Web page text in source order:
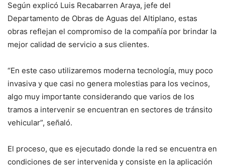
Según explicó Luis Recabarren Araya, jefe del
Departamento de Obras de Aguas del Altiplano, estas
obras reflejan el compromiso de la compañía por brindar la
mejor calidad de servicio a sus clientes.
“En este caso utilizaremos moderna tecnología, muy poco
invasiva y que casi no genera molestias para los vecinos,
algo muy importante considerando que varios de los
tramos a intervenir se encuentran en sectores de tránsito
vehicular”, señaló.
El proceso, que es ejecutado donde la red se encuentra en
condiciones de ser intervenida y consiste en la aplicación